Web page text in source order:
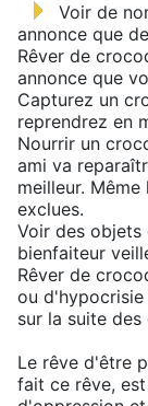
Voir de
annonce que
Rêver de
annonce que
Capturez un
reprendrez en
Nourrir un
ami va
meilleur.
exclues.
Voir des
bienfaiteur
Rêver de
ou
sur la suite des
Le rêve d'être
fait ce rêve,